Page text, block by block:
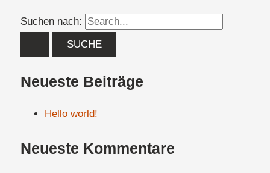
Suchen nach:
Neueste Beiträge
Hello world!
Neueste Kommentare